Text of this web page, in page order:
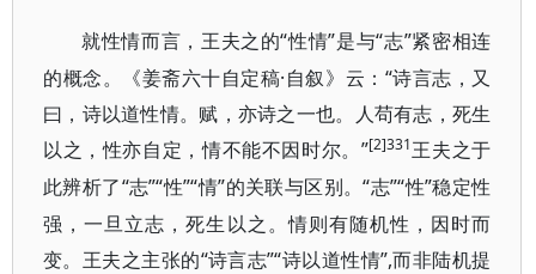
就性情而言，王夫之的“性情”是与“志”紧密相连
的概念。《姜斋六十自定稿·自叙》云：“诗言志，又
曰，诗以道性情。赋，亦诗之一也。人苟有志，死生
以之，性亦自定，情不能不因时尔。”[2]331王夫之于
此辨析了“志”“性”“情”的关联与区别。“志”“性”稳定性
强，一旦立志，死生以之。情则有随机性，因时而
变。王夫之主张的“诗言志”“诗以道性情”,而非陆机提